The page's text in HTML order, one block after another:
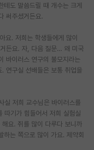
도 말씀드릴 때 개수는 크게
써주셨거든요.
. 저희는 학생들에게 많이
든요. 자, 다음 질문… 왜 미국
바이러스 연구의 불모지라는
연구실 선배들은 보통 취업을
실 저희 교수님은 바이러스를
따기가 힘들어서 저희 실험실
요. 쥐를 많이 다루다 보니까
하는 쪽으로 많이 가요. 제약회